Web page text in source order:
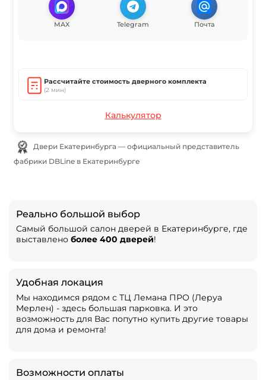
MAX Telegram Почта
Рассчитайте стоимость дверного комплекта
(2 мин)
Калькулятор
фабрики DBLine в Екатеринбурге
Реально большой выбор
Самый большой салон дверей в Екатеринбурге, где
выставлено более 400 дверей!
Удобная локация
Мы находимся рядом с ТЦ Лемана ПРО (Леруа
Мерлен) - здесь большая парковка. И это
возможность для Вас попутно купить другие товары
для дома и ремонта!
Возможности оплаты